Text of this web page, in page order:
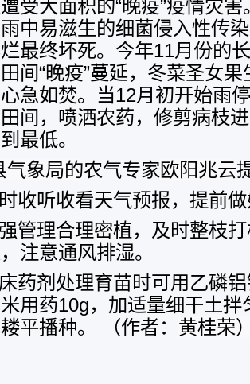
受大面积的“晚疫”疫情灾害
中易滋生的细菌侵入性传
最终坏死。今年11月份的
间“晚疫”蔓延，冬菜圣女
急如焚。当12月初开始雨
间，喷洒农药，修剪病枝
最低。
气象局的农气专家欧阳兆云
收听收看天气预报，提前
管理合理密植，及时整枝
注意通风排湿。
药剂处理育苗时可用乙磷
用药10g，加适量细干土拌
平播种。 （作者： 黄桂荣